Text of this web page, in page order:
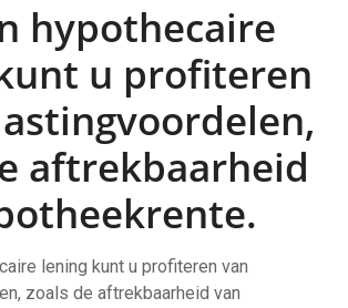
hypothecaire
u profiteren
aftrekbaarheid
lening kunt u profiteren van
zoals de aftrekbaarheid van